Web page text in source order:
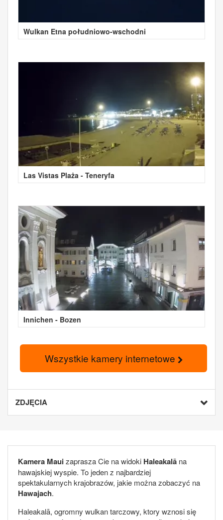
Wulkan Etna południowo-wschodni
Las Vistas Plaża - Teneryfa
Innichen - Bozen
Wszystkie kamery internetowe
ZDJĘCIA
Kamera Mauizaprasza Cie na widoki Haleakalā na
hawajskiej wyspie. To jeden z najbardziej
spektakularnych krajobrazów, jakie można zobaczyć na
Hawajach.
Haleakalā, ogromny wulkan tarczowy, ktory wznosi się